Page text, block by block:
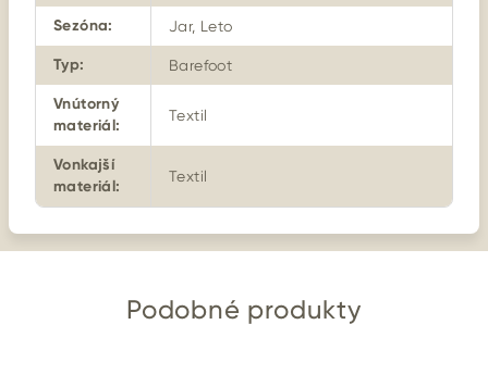
Sezóna: Jar, Leto
Typ: Barefoot
Vnútorný
materiál:
Textil
Vonkajší
materiál:
Textil
Podobné produkty